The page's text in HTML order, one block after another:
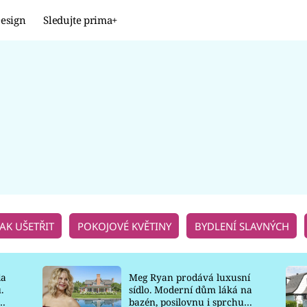
Sledujte prima+
UŠETŘIT POKOJOVÉ KVĚTINY BYDLENÍ SLAVNÝCH
Meg Ryan prodává luxusní
sídlo. Moderní dům láká na
bazén, posilovnu i sprchu